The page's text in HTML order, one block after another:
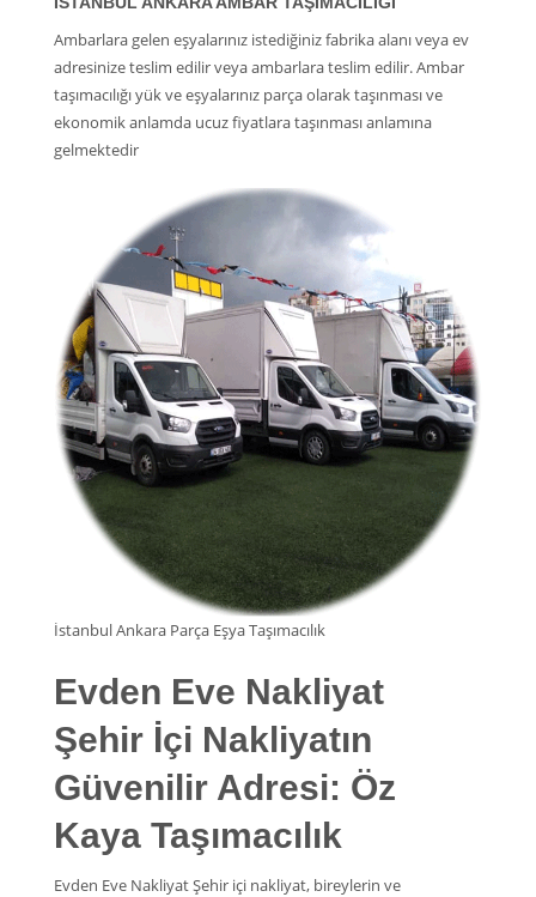
Ambarlara gelen eşyalarınız istediğiniz fabrika alanı veya ev
adresinize teslim edilir veya ambarlara teslim edilir. Ambar
taşımacılığı yük ve eşyalarınız parça olarak taşınması ve
ekonomik anlamda ucuz fiyatlara taşınması anlamına
gelmektedir
İstanbul Ankara Parça Eşya Taşımacılık
Evden Eve Nakliyat
Şehir İçi Nakliyatın
Güvenilir Adresi: Öz
Kaya Taşımacılık
Evden Eve Nakliyat Şehir içi nakliyat, bireylerin ve